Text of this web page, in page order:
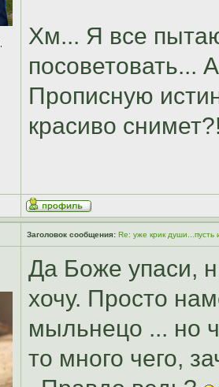
Хм... Я все
посоветовать...
Прописную
красиво
Заголовок сообщения: Re: уже крик
Да Боже упаси,
хочу. Просто
мыльнецо ... но
то много чего,